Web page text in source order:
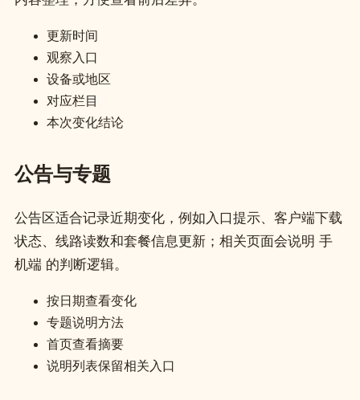
更新时间
观察入口
设备或地区
对应栏目
本次变化结论
公告与专题
公告区适合记录近期变化，例如入口提示、客户端下载
状态、线路读数和套餐信息更新；相关页面会说明 手
机端 的判断逻辑。
按日期查看变化
专题说明方法
首页查看摘要
说明列表保留相关入口